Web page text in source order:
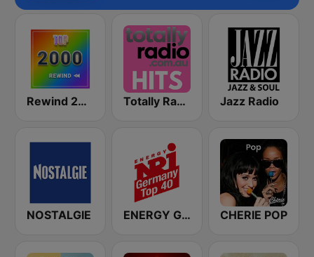
Rewind 2000's Totally Radio Hits Jazz Radio
NOSTALGIE ENERGY Germany Top 40 CHERIE POP